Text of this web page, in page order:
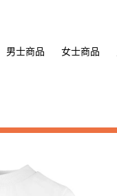
男士商品 女士商品